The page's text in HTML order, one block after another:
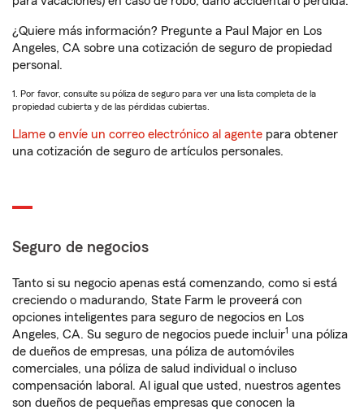
¿Quiere más información? Pregunte a Paul Major en Los
Angeles, CA sobre una cotización de seguro de propiedad
personal.
1. Por favor, consulte su póliza de seguro para ver una lista completa de la
propiedad cubierta y de las pérdidas cubiertas.
Llame o envíe un correo electrónico al agente para obtener
una cotización de seguro de artículos personales.
Seguro de negocios
Tanto si su negocio apenas está comenzando, como si está
creciendo o madurando, State Farm le proveerá con
opciones inteligentes para seguro de negocios en Los
Angeles, CA. Su seguro de negocios puede incluir1 una póliza
de dueños de empresas, una póliza de automóviles
comerciales, una póliza de salud individual o incluso
compensación laboral. Al igual que usted, nuestros agentes
son dueños de pequeñas empresas que conocen la